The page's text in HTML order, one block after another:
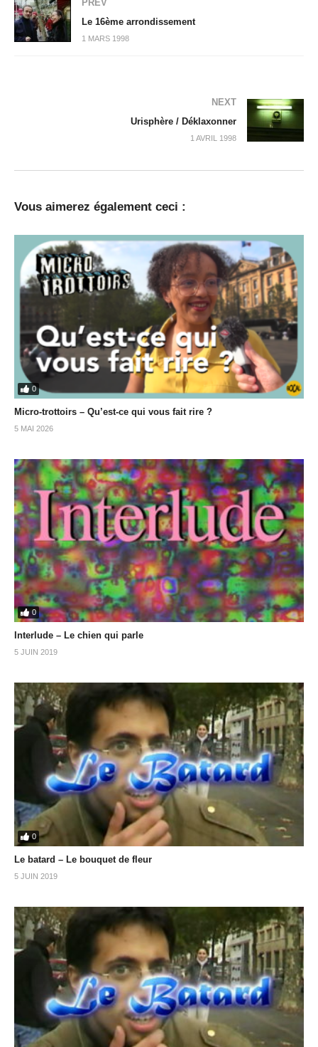
PREV
Le 16ème arrondissement
1 MARS 1998
NEXT
Urisphère / Déklaxonner
1 AVRIL 1998
Vous aimerez également ceci :
0
Micro-trottoirs – Qu’est-ce qui vous fait rire ?
5 MAI 2026
0
Interlude – Le chien qui parle
5 JUIN 2019
0
Le batard – Le bouquet de fleur
5 JUIN 2019